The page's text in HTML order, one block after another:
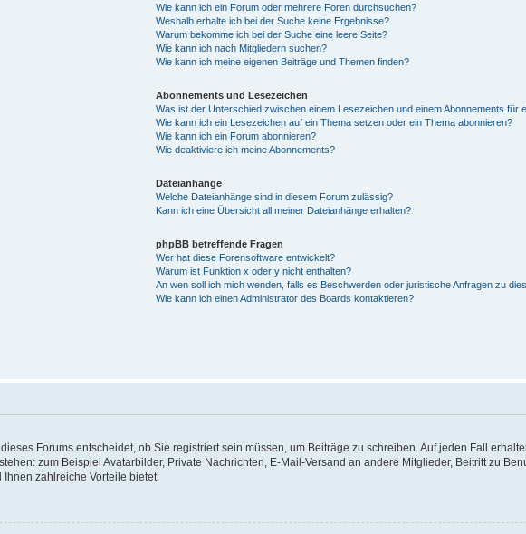
Wie kann ich ein Forum oder mehrere Foren durchsuchen?
Weshalb erhalte ich bei der Suche keine Ergebnisse?
Warum bekomme ich bei der Suche eine leere Seite?
Wie kann ich nach Mitgliedern suchen?
Wie kann ich meine eigenen Beiträge und Themen finden?
Abonnements und Lesezeichen
Was ist der Unterschied zwischen einem Lesezeichen und einem Abonnements für
Wie kann ich ein Lesezeichen auf ein Thema setzen oder ein Thema abonnieren?
Wie kann ich ein Forum abonnieren?
Wie deaktiviere ich meine Abonnements?
Dateianhänge
Welche Dateianhänge sind in diesem Forum zulässig?
Kann ich eine Übersicht all meiner Dateianhänge erhalten?
phpBB betreffende Fragen
Wer hat diese Forensoftware entwickelt?
Warum ist Funktion x oder y nicht enthalten?
An wen soll ich mich wenden, falls es Beschwerden oder juristische Anfragen zu
Wie kann ich einen Administrator des Boards kontaktieren?
Forums entscheidet, ob Sie registriert sein müssen, um Beiträge zu schreiben. Auf jeden Fall
zum Beispiel Avatarbilder, Private Nachrichten, E-Mail-Versand an andere Mitglieder, Beitritt zu
zahlreiche Vorteile bietet.